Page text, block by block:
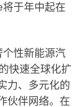
于年中起在
性新能源汽
快速全球化扩
力、多元化的
伙伴网络。在